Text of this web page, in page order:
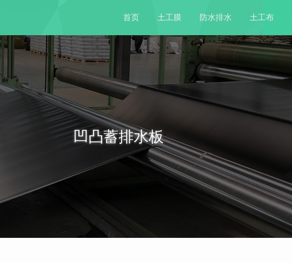
首页 土工膜 防水排水 土工布
凹凸蓄排水板